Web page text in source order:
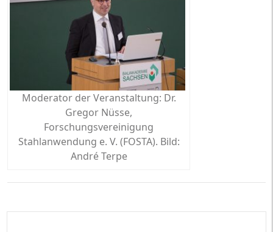
Moderator der Veranstaltung: Dr.
Gregor Nüsse,
Forschungsvereinigung
Stahlanwendung e. V. (FOSTA). Bild:
André Terpe